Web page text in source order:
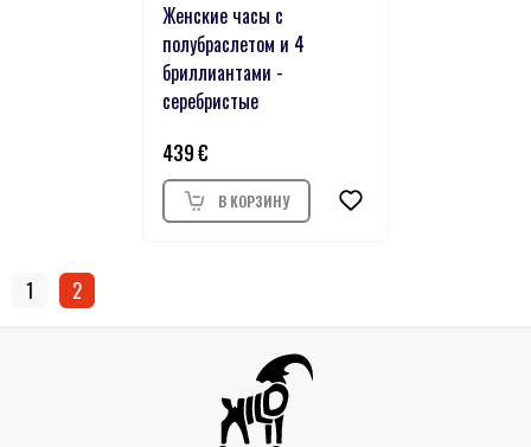
Женские часы с
полубраслетом и 4
бриллиантами -
серебристые
439
1 2